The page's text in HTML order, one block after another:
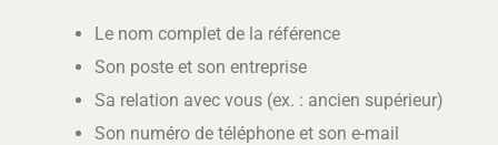
Le nom complet de la référence
Son poste et son entreprise
Sa relation avec vous (ex. : ancien supérieur)
Son numéro de téléphone et son e-mail